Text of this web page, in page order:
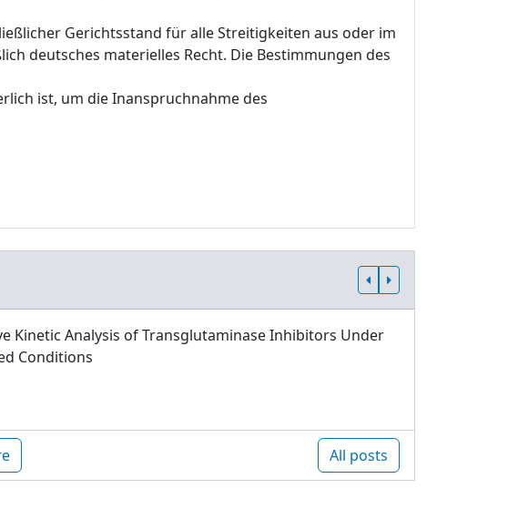
Gerichtsstand für alle Streitigkeiten aus oder im
deutsches materielles Recht. Die Bestimmungen des
ist, um die Inanspruchnahme des
Kinetic Analysis of Transglutaminase Inhibitors Under
Conditions
All posts